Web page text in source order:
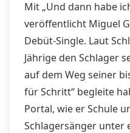
Mit „Und dann habe
veröffentlicht Miguel
Debüt-Single. Laut
Jährige den Schlager
auf dem Weg seiner
für Schritt“ begleite
Portal, wie er Schule
Schlagersänger unter